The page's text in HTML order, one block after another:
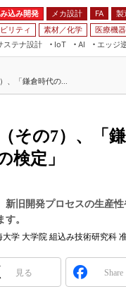
込み開発 メカ設計 FA 製
リティ 素材／化学 医療機器
ステナ設計
IoT
AI
エッジ
JIMTOF
IIFES
国際ロボット展
TECHNO-FRONTIER
スマート工場EXPO
日本ものづくりワールド
Windows
車載ソフト開発
ISO26262
FA
、「鎌倉時代の...
その7）、「
検定」
新旧開発プロセスの生産
。
学 大学院 組込み技術研究科 准
見る Share